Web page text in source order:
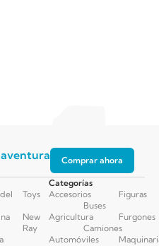
Comprar ahora
Toys
New
Ray
Categorías
Accesorios
Agricultura
Automóviles
Buses
Camiones
Figuras
Furgones